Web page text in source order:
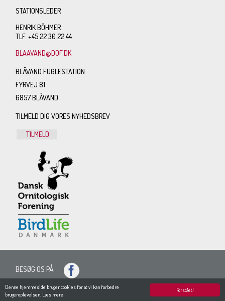
Forstået!
Denne hjemmeside bruger cookies for at vi kan forbedre
brugeroplevelsen. Læs mere
STATIONSLEDER
HENRIK BÖHMER
TLF. +45 22 30 22 44
BLAAVAND@DOF.DK
BLÅVAND FUGLESTATION
FYRVEJ 81
6857 BLÅVAND
TILMELD DIG VORES NYHEDSBREV
TILMELD
BESØG OS PÅ:
SITEMAP